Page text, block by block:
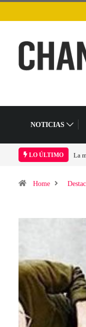
NOTICIAS
LO ÚLTIMO
Home